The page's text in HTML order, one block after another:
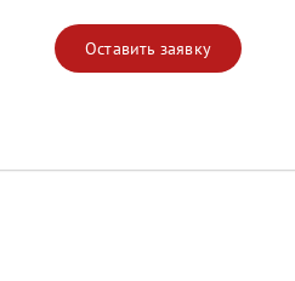
Оставить заявку